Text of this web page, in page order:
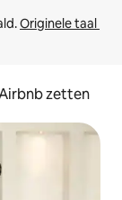
Originele taal
zetten